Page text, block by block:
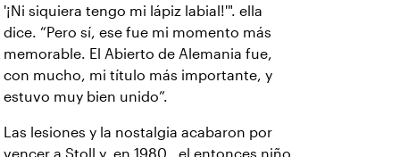
'¡Ni siquiera tengo mi lápiz labial!'". ella
dice. “Pero sí, ese fue mi momento más
memorable. El Abierto de Alemania fue,
con mucho, mi título más importante, y
estuvo muy bien unido”.
Las lesiones y la nostalgia acabaron por